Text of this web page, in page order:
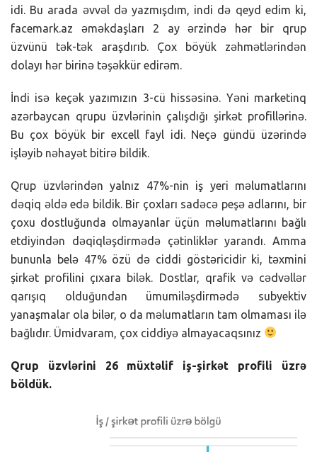
idi. Bu arada əvvəl də yazmışdım, indi də qeyd edim ki,
facemark.az əməkdaşları 2 ay ərzində hər bir qrup
üzvünü tək-tək araşdırıb. Çox böyük zəhmətlərindən
dolayı hər birinə təşəkkür edirəm.
İndi isə keçək yazımızın 3-cü hissəsinə. Yəni marketinq
azərbaycan qrupu üzvlərinin çalışdığı şirkət profillərinə.
Bu çox böyük bir excell fayl idi. Neçə gündü üzərində
işləyib nəhayət bitirə bildik.
Qrup üzvlərindən yalnız 47%-nin iş yeri məlumatlarını
dəqiq əldə edə bildik. Bir çoxları sadəcə peşə adlarını, bir
çoxu dostluğunda olmayanlar üçün məlumatlarını bağlı
etdiyindən dəqiqləşdirmədə çətinliklər yarandı. Amma
bununla belə 47% özü də ciddi göstəricidir ki, təxmini
şirkət profilini çıxara bilək. Dostlar, qrafik və cədvəllər
qarışıq olduğundan ümumiləşdirmədə subyektiv
yanaşmalar ola bilər, o da məlumatların tam olmaması ilə
bağlıdır. Ümidvaram, çox ciddiyə almayacaqsınız
Qrup üzvlərini 26 müxtəlif iş-şirkət profili üzrə
böldük.